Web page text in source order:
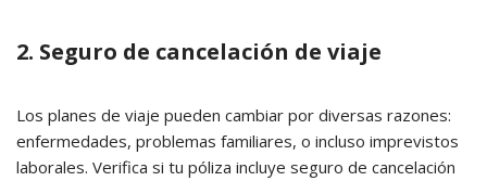
2. Seguro de cancelación de viaje
Los planes de viaje pueden cambiar por diversas razones:
enfermedades, problemas familiares, o incluso imprevistos
laborales. Verifica si tu póliza incluye seguro de cancelación